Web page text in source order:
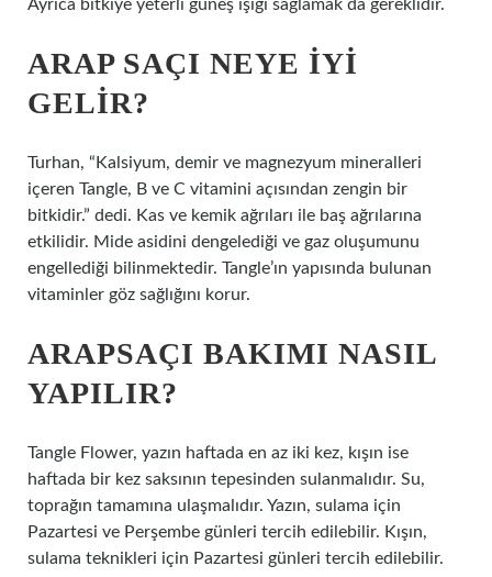
Ayrıca bitkiye yeterli güneş ışığı sağlamak da gereklidir.
ARAP SAÇI NEYE IYI
GELIR?
Turhan, “Kalsiyum, demir ve magnezyum mineralleri
içeren Tangle, B ve C vitamini açısından zengin bir
bitkidir.” dedi. Kas ve kemik ağrıları ile baş ağrılarına
etkilidir. Mide asidini dengelediği ve gaz oluşumunu
engellediği bilinmektedir. Tangle’ın yapısında bulunan
vitaminler göz sağlığını korur.
ARAPSAÇI BAKIMI NASIL
YAPILIR?
Tangle Flower, yazın haftada en az iki kez, kışın ise
haftada bir kez saksının tepesinden sulanmalıdır. Su,
toprağın tamamına ulaşmalıdır. Yazın, sulama için
Pazartesi ve Perşembe günleri tercih edilebilir. Kışın,
sulama teknikleri için Pazartesi günleri tercih edilebilir.